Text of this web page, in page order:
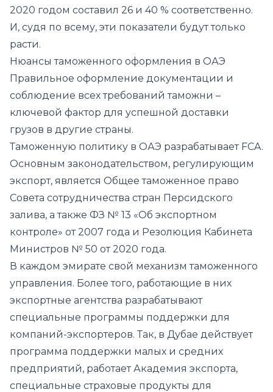
2020 годом составил 26 и 40 % соответственно.
И, судя по всему, эти показатели будут только
расти.
Нюансы таможенного оформления в ОАЭ
Правильное оформление документации и
соблюдение всех требований таможни –
ключевой фактор для успешной доставки
грузов в другие страны.
Таможенную политику в ОАЭ разрабатывает FCA.
Основным законодательством, регулирующим
экспорт, является Общее таможенное право
Совета сотрудничества стран Персидского
залива, а также ФЗ № 13 «Об экспортном
контроле» от 2007 года и Резолюция Кабинета
Министров № 50 от 2020 года.
В каждом эмирате свой механизм таможенного
управления. Более того, работающие в них
экспортные агентства разрабатывают
специальные программы поддержки для
компаний-экспортеров. Так, в Дубае действует
программа поддержки малых и средних
предприятий, работает Академия экспорта,
специальные страховые продукты для